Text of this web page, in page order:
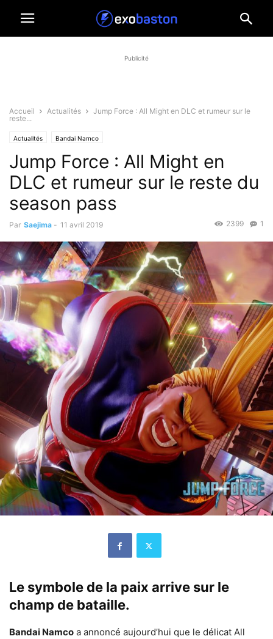
Publicité
Accueil Actualités
Jump Force : All Might en DLC et rumeur sur le
reste...
Actualités Bandai Namco
Jump Force : All Might en
DLC et rumeur sur le reste du
season pass
Par Saejima - 11 avril 2019 1
2399
Le symbole de la paix arrive sur le
champ de bataille.
Bandai Namco a annoncé aujourd’hui que le délicat All